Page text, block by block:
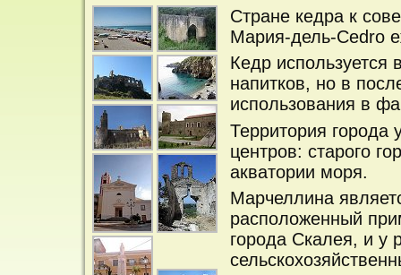
Стране кедра к
Мария-дель-Cedro
Кедр используется
напитков, но в
использования в
Территория города
центров: старого
акватории моря.
Mарчеллина
расположенный
города Скалея, и у